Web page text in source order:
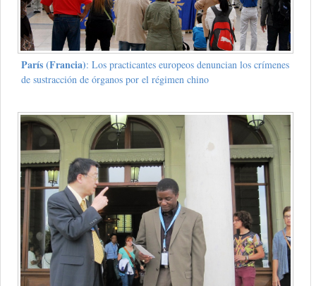
París (Francia): Los practicantes europeos denuncian los crímenes
de sustracción de órganos por el régimen chino